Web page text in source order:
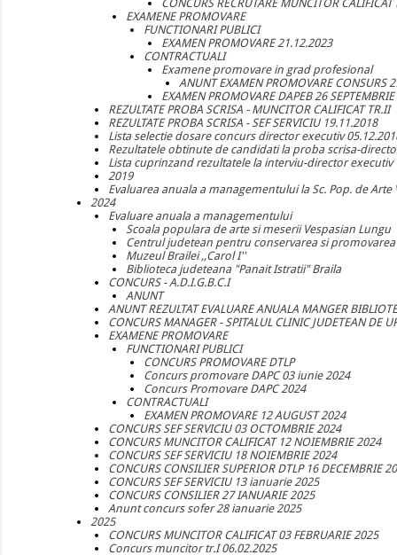
CONCURS RECRUTARE MUNCITOR
EXAMENE PROMOVARE
FUNCTIONARI PUBLICI
EXAMEN PROMOVARE 21.12.2023
CONTRACTUALI
Examene promovare in grad profesional
ANUNT EXAMEN PROMOVARE CONSURS
EXAMEN PROMOVARE DAPEB 26
REZULTATE PROBA SCRISA - MUNCITOR CALIFICAT TR.II
REZULTATE PROBA SCRISA - SEF SERVICIU 19.11.2018
Lista selectie dosare concurs director executiv
Rezultatele obtinute de candidati la proba scrisa-
Lista cuprinzand rezultatele la interviu-director executiv
2019
Evaluarea anuala a managementului la Sc. Pop. de Arte
2024
Evaluare anuala a managementului
Scoala populara de arte si meserii Vespasian Lungu
Centrul judetean pentru conservarea si
Muzeul Brailei ,,Carol I''
Biblioteca judeteana "Panait Istratii" Braila
CONCURS - A.D.I.G.B.C.I
ANUNT
ANUNT REZULTAT EVALUARE ANUALA MANGER
CONCURS MANAGER - SPITALUL CLINIC JUDETEAN DE
EXAMENE PROMOVARE
FUNCTIONARI PUBLICI
CONCURS PROMOVARE DTLP
Concurs promovare DAPC 03 iunie 2024
Concurs Promovare DAPC 2024
CONTRACTUALI
EXAMEN PROMOVARE 12 AUGUST 2024
CONCURS SEF SERVICIU 03 OCTOMBRIE 2024
CONCURS MUNCITOR CALIFICAT 12 NOIEMBRIE 2024
CONCURS SEF SERVICIU 18 NOIEMBRIE 2024
CONCURS CONSILIER SUPERIOR DTLP 16 DECEMBRIE
CONCURS SEF SERVICIU 13 ianuarie 2025
CONCURS CONSILIER 27 IANUARIE 2025
Anunt concurs sofer 28 ianuarie 2025
2025
CONCURS MUNCITOR CALIFICAT 03 FEBRUARIE 2025
Concurs muncitor tr.I 06.02.2025